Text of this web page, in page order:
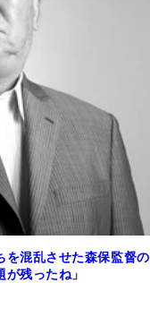
を混乱させた森保監督の
残ったね」